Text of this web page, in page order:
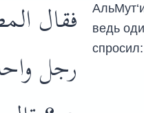
فقال
رجل
ведь